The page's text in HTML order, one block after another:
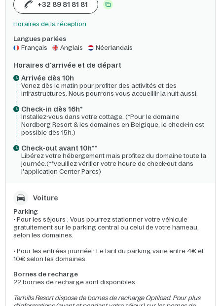
+32 89 81 81 81
Horaires de la réception
Langues parlées
Français
Anglais Néerlandais
Horaires d'arrivée et de départ
Arrivée dès 10h​
Venez dès le matin pour profiter des activités et des
infrastructures. Nous pourrons vous accueillir la nuit aussi.
Check-in dès 16h*​
Installez-vous dans votre cottage. (*Pour le domaine
Nordborg Resort & les domaines en Belgique, le check-in est
possible dès 15h.)
Check-out avant 10h**
Libérez votre hébergement mais profitez du domaine toute la
journée.(**veuillez vérifier votre heure de check-out dans
l'application Center Parcs)
Voiture
Parking
• Pour les séjours : Vous pourrez stationner votre véhicule
gratuitement sur le parking central ou celui de votre hameau,
selon les domaines.
• Pour les entrées journée : Le tarif du parking varie entre 4€ et
10€ selon les domaines.
Bornes de recharge
22 bornes de recharge sont disponibles.
Terhills Resort dispose de bornes de recharge Optiload. Pour plus